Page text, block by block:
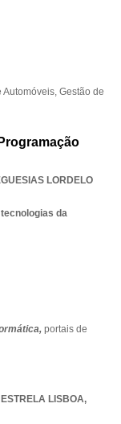
Automóveis, Gestão de
LORDELO
da
portais de
ESTRELA LISBOA,